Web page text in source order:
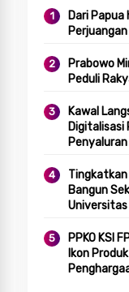
Dari
Prabowo
Peduli
Kawal
Digitalisasi
Tingkatkan
Bangun
Universitas
PPKO KSI
Ikon